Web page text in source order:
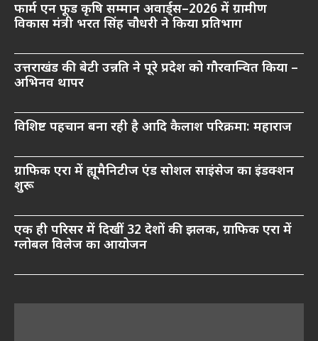
फार्म एन फूड कृषि सम्मान अवार्ड्स–2026 में ग्रामीण
विकास मंत्री भरत सिंह चौधरी ने किया प्रतिभाग
उत्तराखंड की बेटी उन्नति ने पूरे प्रदेश को गौरवान्वित किया –
अभिनव थापर
विशिष्ट पहचान बना रही है आदि कैलाश परिक्रमा: महाराज
ग्राफिक एरा में ह्यूमैनिटीज एंड सोशल साइंसेज का इंडक्शन
शुरू
एक ही परिसर में दिखीं 32 देशों की झलक, ग्राफिक एरा में
ग्लोबल विलेज का आयोजन